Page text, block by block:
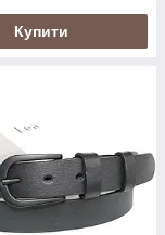
Купити